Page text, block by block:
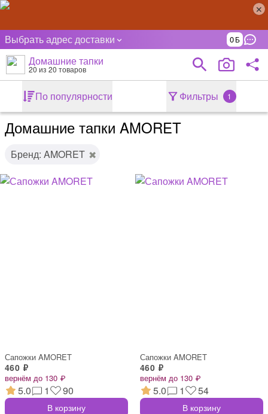
Выбрать адрес доставки 0
Домашние тапки
20 из 20 товаров
По популярности Фильтры 1
Домашние тапки AMORET
Бренд: AMORET
Сапожки AMORET
460 ₽
вернём до 130 ₽
5.0 1 90
В корзину
Сапожки AMORET
460 ₽
вернём до 130 ₽
5.0 1 54
В корзину